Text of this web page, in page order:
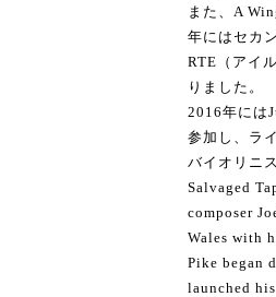
また、A
年にはセカ
RTE（アイ
りました。
2016年には
参加し、ラ
バイオリニ
Salvaged
composer
Wales with
Pike began
launched